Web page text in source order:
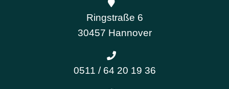
Ringstraße 6
30457 Hannover
0511 / 64 20 19 36